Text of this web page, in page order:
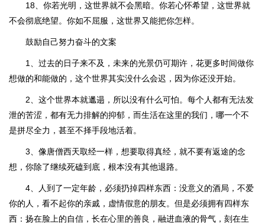
18、你若光明，这世界就不会黑暗。你若心怀希望，这世界就
不会彻底绝望。你如不屈服，这世界又能把你怎样。
鼓励自己努力奋斗的文案
1、过去的日子来不及，未来的光景仍可期许，花更多时间做你
想做的和能做的，这个世界其实没什么会迟，因为你还没开始。
2、这个世界本就邋遢，所以没有什么可怕。每个人都有无法发
泄的苦涩，都有无力排解的抑郁，而生活在这里的我们，哪一个不
是拼尽全力，甚至不择手段地活着。
3、像唐僧西天取经一样，想要取得真经，就不要有返途的念
想，你除了继续死磕到底，根本没有其他退路。
4、人到了一定年龄，必须扔掉四样东西：没意义的酒局，不爱
你的人，看不起你的亲戚，虚情假意的朋友。但是必须拥有四样东
西：扬在脸上的自信，长在心里的善良，融进血液的骨气，刻在生